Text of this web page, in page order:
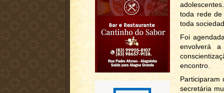
toda rede
toda
Foi
envolverá
encontro.
Participaram
secretária